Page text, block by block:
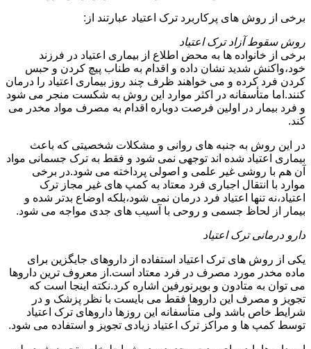
برخی از روش های پرکاربرد ترک اعتیاد عبارتند از:
روش سقوط آزاد ترک اعتیاد
برخی از خانواده ها به محض اطلاع از بیماری اعتیاد در فرزند
خود،واکنش شدید نشان داده و اقدام به طناب پیچ کردن و حبس
کردن فرد کرده و می خواهند ظرف چند روز بیماری اعتیاد را درمان
کنند.اما متأسفانه در اکثر موارد این روش به شکست منجر می شود
و فرد بیمار در اولین فرصت دوباره اقدام به مصرف مواد مخدر می
کند.
در این روش به جنبه های روانی و مشکلات شخصیتی که باعث
بیماری اعتیاد شده اند توجهی نمی شود و فقط به ترک جسمانی مواد
آن هم با روشی غیر علمی و اصولی پرداخته می شود.در برخی
موارد با انتقال اجباری فرد معتاد به کمپ های غیر مجاز ترک
اعتیاد،نه تنها اعتیاد فرد درمان نمی شود،بلکه اوضاع بدتر شده و
بیمار از لحاظ جسمی و روحی با آسیب های جدی مواجه می شود.
دارو درمانی ترک اعتیاد
یکی از روش های ترک اعتیاد استفاده از داروهای جایگزین برای
ماده مخدر مورد مصرف در فرد معتاد است.از معروف ترین داروها
می توان به متادون و بوپرنورفین اشاره کرد.نکته اینجا است که
تجویز و مصرف این داروها فقط می بایست با نظر پزشک و در
شرایط خاص باشد ولی متأسفانه این روزها داروهای ترک اعتیاد
توسط کمپ ها و مراکز ترک اعتیاد زیادی تجویز و استفاده می شود.